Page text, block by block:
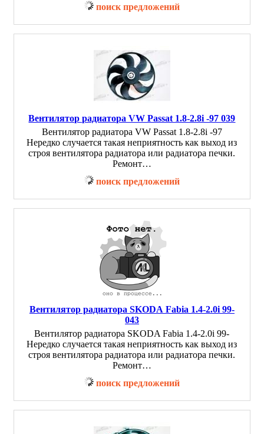
поиск предложений
Вентилятор радиатора VW Passat 1.8-2.8i -97 039
Вентилятор радиатора VW Passat 1.8-2.8i -97
Нередко случается такая неприятность как выход из
строя вентилятора радиатора или радиатора печки.
Ремонт…
поиск предложений
Вентилятор радиатора SKODA Fabia 1.4-2.0i 99-
043
Вентилятор радиатора SKODA Fabia 1.4-2.0i 99-
Нередко случается такая неприятность как выход из
строя вентилятора радиатора или радиатора печки.
Ремонт…
поиск предложений